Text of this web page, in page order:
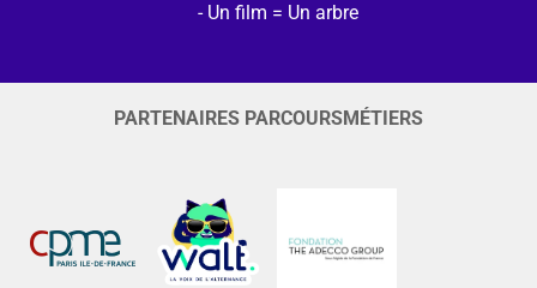
Un film = Un arbre
PARTENAIRES PARCOURSMÉTIERS